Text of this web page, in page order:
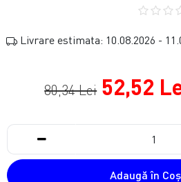
Livrare estimata: 10.08.2026 -
80,34 Lei 52,52
Adaugă în Coş